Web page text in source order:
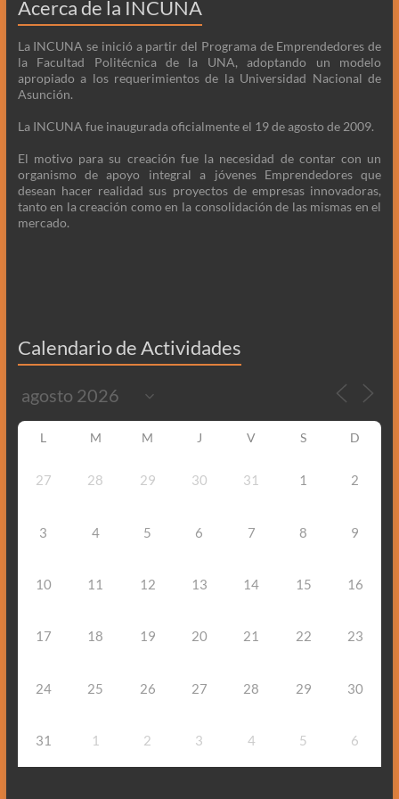
Acerca de la INCUNA
La INCUNA se inició a partir del Programa de Emprendedores de
la Facultad Politécnica de la UNA, adoptando un modelo
apropiado a los requerimientos de la Universidad Nacional de
Asunción.
La INCUNA fue inaugurada oficialmente el 19 de agosto de 2009.
El motivo para su creación fue la necesidad de contar con un
organismo de apoyo integral a jóvenes Emprendedores que
desean hacer realidad sus proyectos de empresas innovadoras,
tanto en la creación como en la consolidación de las mismas en el
mercado.
Calendario de Actividades
L M M J V S D
27 28 29 30 31 1 2
3 4 5 6 7 8 9
10 11 12 13 14 15 16
17 18 19 20 21 22 23
24 25 26 27 28 29 30
31 1 2 3 4 5 6